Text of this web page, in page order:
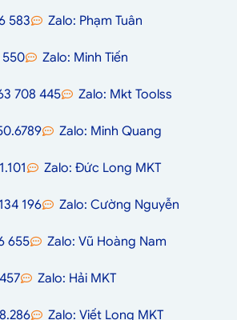
583 Zalo: Phạm Tuân
550 Zalo: Minh Tiến
708 445 Zalo: Mkt Toolss
Zalo: Minh Quang
Zalo: Đức Long MKT
196 Zalo: Cường Nguyễn
655 Zalo: Vũ Hoàng Nam
Zalo: Hải MKT
Zalo: Viết Long MKT